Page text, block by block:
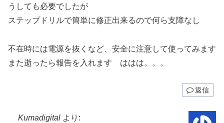
うしても必要でしたが
ステップドリルで簡単に修正出来るので何ら支障なし
不在時には電源を抜くなど、安全に注意して使ってみます
また逝ったら報告を入れます ははは。。。
返信
Kumadigital より: